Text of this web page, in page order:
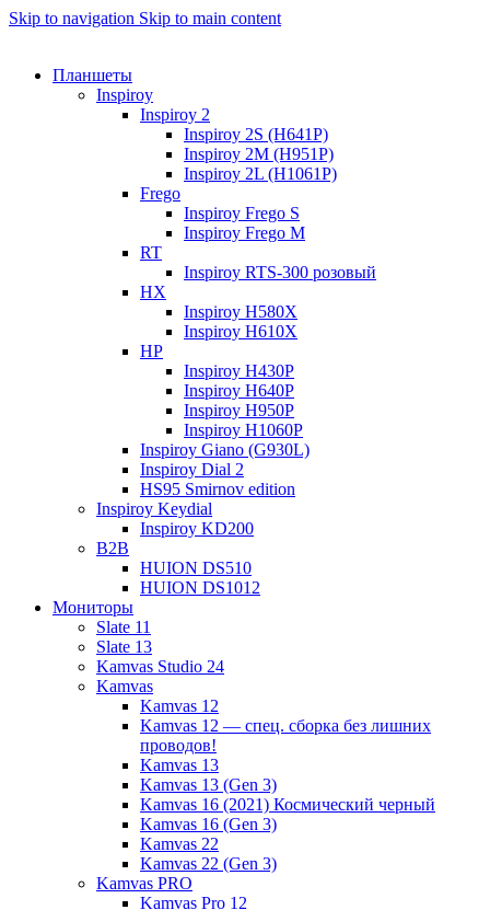
Skip to navigation Skip to main content
Планшеты
Inspiroy
Inspiroy 2
Inspiroy 2S (H641P)
Inspiroy 2M (H951P)
Inspiroy 2L (H1061P)
Frego
Inspiroy Frego S
Inspiroy Frego M
RT
Inspiroy RTS-300 розовый
HX
Inspiroy H580X
Inspiroy H610X
HP
Inspiroy H430P
Inspiroy H640P
Inspiroy H950P
Inspiroy H1060P
Inspiroy Giano (G930L)
Inspiroy Dial 2
HS95 Smirnov edition
Inspiroy Keydial
Inspiroy KD200
B2B
HUION DS510
HUION DS1012
Мониторы
Slate 11
Slate 13
Kamvas Studio 24
Kamvas
Kamvas 12
Kamvas 12 — спец. сборка без лишних
проводов!
Kamvas 13
Kamvas 13 (Gen 3)
Kamvas 16 (2021) Космический черный
Kamvas 16 (Gen 3)
Kamvas 22
Kamvas 22 (Gen 3)
Kamvas PRO
Kamvas Pro 12